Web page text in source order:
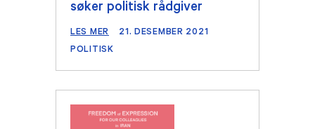
søker politisk rådgiver
LES MER
21. DESEMBER 2021
POLITISK